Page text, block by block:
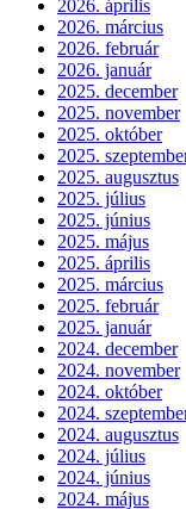
2026. április
2026. március
2026. február
2026. január
2025. december
2025. november
2025. október
2025.
2025. augusztus
2025. július
2025. június
2025. május
2025. április
2025. március
2025. február
2025. január
2024. december
2024. november
2024. október
2024.
2024. augusztus
2024. július
2024. június
2024. május